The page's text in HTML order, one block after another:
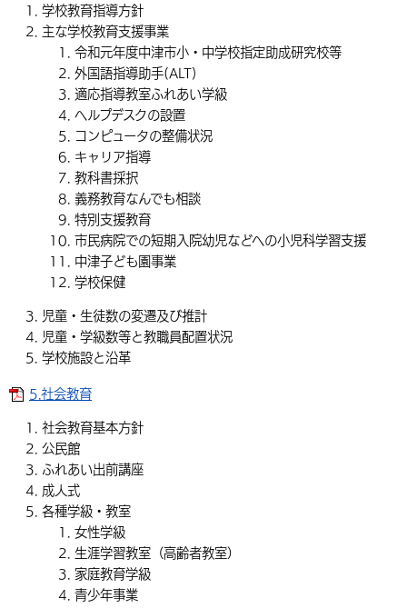
学校教育指導方針
主な学校教育支援事業
令和元年度中津市小・中学校指定助成研究校等
外国語指導助手(ALT)
適応指導教室ふれあい学級
ヘルプデスクの設置
コンピュータの整備状況
キャリア指導
教科書採択
義務教育なんでも相談
特別支援教育
市民病院での短期入院幼児などへの小児科学習支援
中津子ども園事業
学校保健
児童・生徒数の変遷及び推計
児童・学級数等と教職員配置状況
学校施設と沿革
5.社会教育
社会教育基本方針
公民館
ふれあい出前講座
成人式
各種学級・教室
女性学級
生涯学習教室（高齢者教室）
家庭教育学級
青少年事業